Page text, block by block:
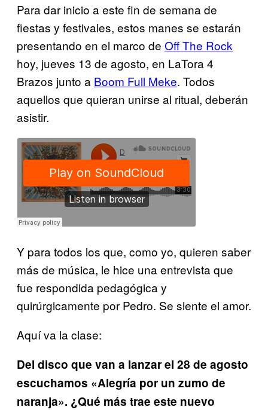
Para dar inicio a este fin de semana de
fiestas y festivales, estos manes se estarán
presentando en el marco de Off The Rock
hoy, jueves 13 de agosto, en LaTora 4
Brazos junto a Boom Full Meke. Todos
aquellos que quieran unirse al ritual, deberán
asistir.
Y para todos los que, como yo, quieren saber
más de música, le hice una entrevista que
fue respondida pedagógica y
quirúrgicamente por Pedro. Se siente el amor.
Aquí va la clase:
Del disco que van a lanzar el 28 de agosto
escuchamos «Alegría por un zumo de
naranja». ¿Qué más trae este nuevo